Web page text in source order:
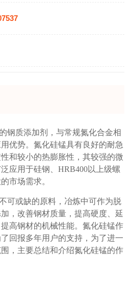
质添加剂，与常规氮化合金相
优势。氮化硅锰具有良好的耐急
和较小的热膨胀性，其较强的微
应用于硅钢、HRB400以上级螺
市场需求。
或缺的原料，冶炼中可作为脱
，改善钢材质量，提高硬度、延
高钢材的机械性能。氮化硅锰作
回报多年用户的支持，为了进一
，主要总结和介绍氮化硅锰的作